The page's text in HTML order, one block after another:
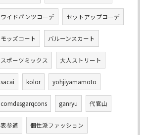
ワイドパンツコーデ セットアップコーデ
モッズコート バルーンスカート
スポーツミックス 大人ストリート
sacai kolor yohjiyamamoto
comdesgarqcons ganryu 代官山
表参道 個性派ファッション